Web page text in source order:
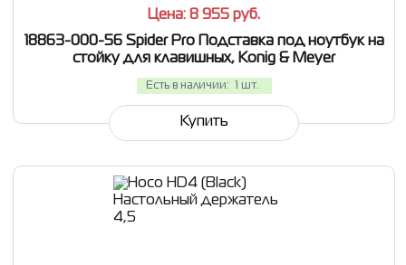
Цена: 8 955 руб.
18863-000-56 Spider Pro Подставка под ноутбук на
стойку для клавишных, Konig & Meyer
Есть в наличии: 1 шт.
Купить